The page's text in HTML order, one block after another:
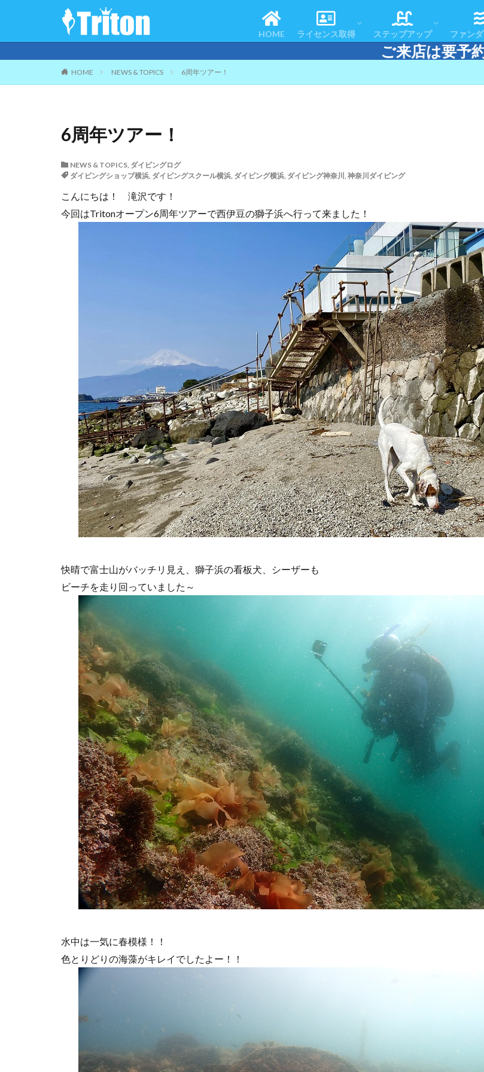
HOME ライセンス取得
スノーケリング＆スキンダイビング
ステップアップ
リフレッシュコース
アドバンスドOWコース
スペシャルティコース
レスキューダイバーコース
エマージェンシー・ファー
マスタースクーバダイバー
ダイブマスターコース
テクニカルダイビング
ファン
おすす
アフタ
ツアー
ダイビ
ダイビ
ご来店は要予約となります。 電話
HOME NEWS & TOPICS 6周年ツアー！
6周年ツアー！
NEWS & TOPICS, ダイビングログ
ダイビングショップ横浜, ダイビングスクール横浜, ダイビング横浜, ダイビング神奈川 , 神奈川ダイビング
こんにちは！ 滝沢です！
今回はTritonオープン6周年ツアーで西伊豆の獅子浜へ行って来ました！
快晴で富士山がバッチリ見え、獅子浜の看板犬、シーザーも
ビーチを走り回っていました～
水中は一気に春模様！！
色とりどりの海藻がキレイでしたよー！！
コースの流れ
よくある質問
お客様の声
体験ダイビング
スノーケリング＆スキンダイビング
認定者一覧 リフレッシュコース
アドバンスドOWコース
スペシャルティコース
レスキューダイバーコース
エマージェンシー・ファ
マスタースクーバダイバー
ダイブマスターコース
テクニカルダイビング おすす
アフタ
ツア
ダイ
ダイ